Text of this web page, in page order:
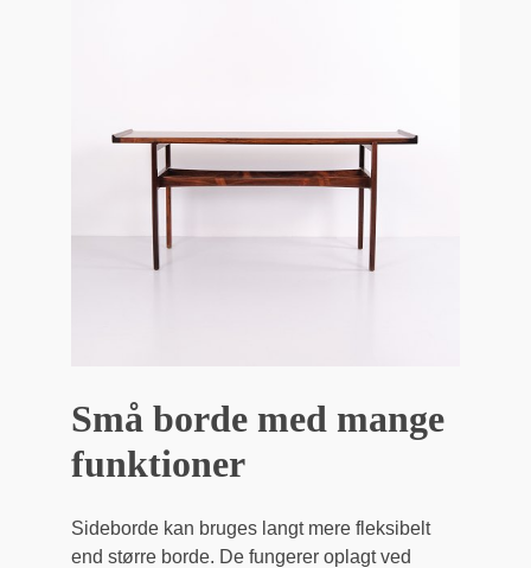
Små borde med mange
funktioner
Sideborde kan bruges langt mere fleksibelt
end større borde. De fungerer oplagt ved